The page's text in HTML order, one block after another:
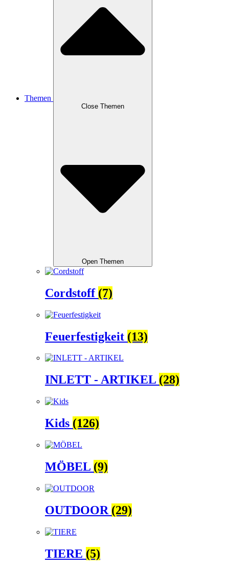
Themen
Close Themen
Open Themen
Cordstoff (7)
Feuerfestigkeit (13)
INLETT - ARTIKEL (28)
Kids (126)
MÖBEL (9)
OUTDOOR (29)
TIERE (5)